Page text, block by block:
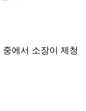
에서 소장이 제청